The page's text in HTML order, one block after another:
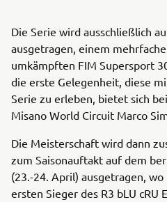
Die Serie wird ausschließlich
ausgetragen, einem
umkämpften FIM Supersport
die erste Gelegenheit, diese
Serie zu erleben, bietet sich
Misano World Circuit Marco
Die Meisterschaft wird dann
zum Saisonauftakt auf dem
(23.-24. April) ausgetragen,
ersten Sieger des R3 bLU cRU